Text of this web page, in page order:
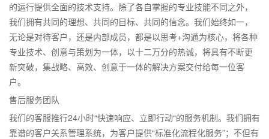
的运行提供全面的技术支持。除了各自掌握的专业技能不同之外，
我们拥有共同的理想、共同的目标、共同的信念。我们始终如一，
无论是对待客户，还是内部成员，都是以思考+沟通为核心，将各种
专业技术、创意与策划为一体，以十二万分的热诚，将具有不断更
新突破，集战略、高效、创意于一体的解决方案交付给每一位客
户。
售后服务团队
我们的客服推行24小时“快速响应、立即行动“的服务机制。我们拥有
靠谱的客户关系管理系统，为客户提供“标准化流程化服务”；不但有